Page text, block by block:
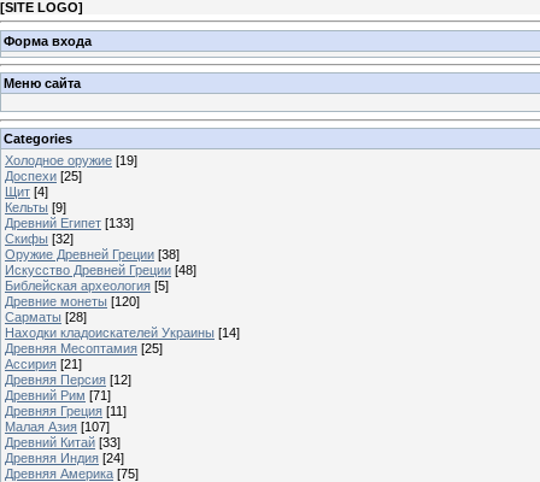
[SITE LOGO]
Форма входа
Меню сайта
Categories
Холодное оружие [19]
Доспехи [25]
Щит [4]
Кельты [9]
Древний Египет [133]
Скифы [32]
Оружие Древней Греции [38]
Искусство Древней Греции [48]
Библейская археология [5]
Древние монеты [120]
Сарматы [28]
Находки кладоискателей Украины [14]
Древняя Месоптамия [25]
Ассирия [21]
Древняя Персия [12]
Древний Рим [71]
Древняя Греция [11]
Малая Азия [107]
Древний Китай [33]
Древняя Индия [24]
Древняя Америка [75]